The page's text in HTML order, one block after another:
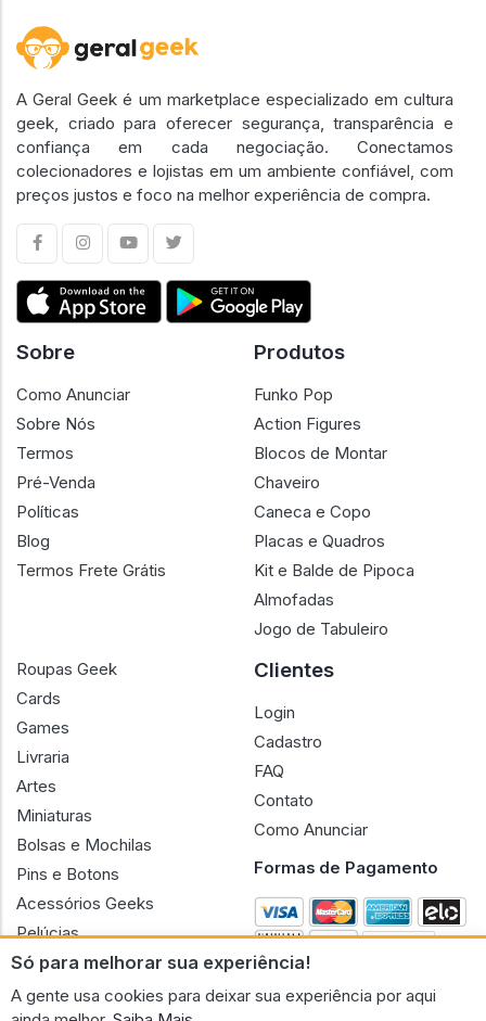
Só para melhorar sua experiência!
A gente usa cookies para deixar sua experiência por aqui
A Geral Geek é um marketplace especializado em cultura
geek, criado para oferecer segurança, transparência e
confiança em cada negociação. Conectamos
colecionadores e lojistas em um ambiente confiável, com
preços justos e foco na melhor experiência de compra.
Sobre
Como Anunciar
Sobre Nós
Termos
Pré-Venda
Políticas
Blog
Termos Frete Grátis
Produtos
Funko Pop
Action Figures
Blocos de Montar
Chaveiro
Caneca e Copo
Placas e Quadros
Kit e Balde de Pipoca
Almofadas
Jogo de Tabuleiro
Roupas Geek
Cards
Games
Livraria
Artes
Miniaturas
Bolsas e Mochilas
Pins e Botons
Acessórios Geeks
Pelúcias
Bonecas
Clientes
Login
Cadastro
FAQ
Contato
Como Anunciar
Formas de Pagamento